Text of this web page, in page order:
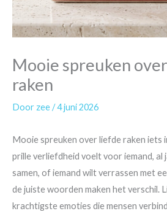
Mooie spreuken
raken
Door zee/4 juni 2026
Mooie spreuken over liefde raken iets
prille verliefdheid voelt voor iemand, al
samen, of iemand wilt verrassen met
de juiste woorden maken het verschil.
krachtigste emoties die mensen